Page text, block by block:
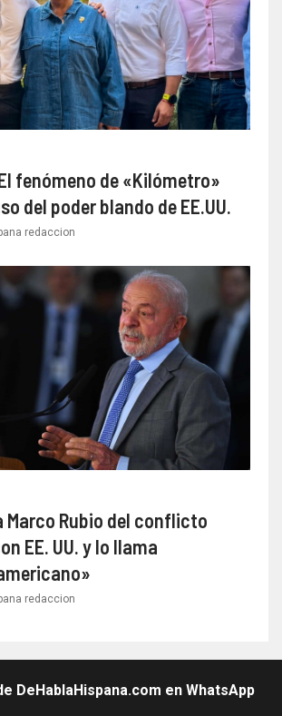
fenómeno de «Kilómetro»
del poder blando de EE.UU.
redaccion
Marco Rubio del conflicto
EE. UU. y lo llama
redaccion
DeHablaHispana.com en WhatsApp